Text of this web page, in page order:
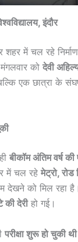
इंदौर
शहर में चल रहे
को देवी
एक छात्रा के
बीकॉम अंतिम वर्ष
में चल रहे मेट्रो,
देखने को मिल रहा
की देरीहो गई।
परीक्षा शुरू हो चुकी